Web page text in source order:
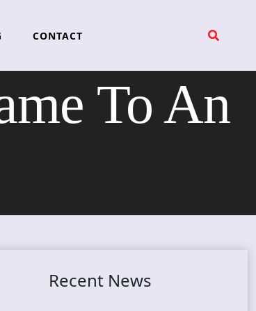
CONTACT
To An
Recent News